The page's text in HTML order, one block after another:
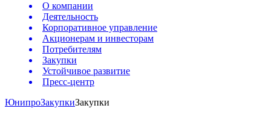
О компании
Деятельность
Корпоративное управление
Акционерам и инвесторам
Потребителям
Закупки
Устойчивое развитие
Пресс-центр
ЮнипроЗакупкиЗакупки